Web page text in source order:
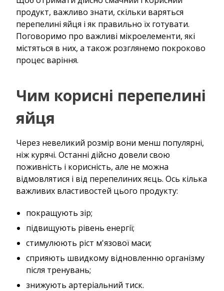
продукт, важливо знати, скільки варяться
перепелині яйця і як правильно їх готувати.
Поговоримо про важливі мікроелементи, які
містяться в них, а також розглянемо покроково
процес варіння.
Чим корисні перепелині
яйця
Через невеликий розмір вони менш популярні,
ніж курячі. Останні дійсно довели свою
поживність і корисність, але не можна
відмовлятися і від перепелиних яєць. Ось кілька
важливих властивостей цього продукту:
покращують зір;
підвищують рівень енергії;
стимулюють ріст м'язової маси;
сприяють швидкому відновленню організму
після тренувань;
знижують артеріальний тиск.